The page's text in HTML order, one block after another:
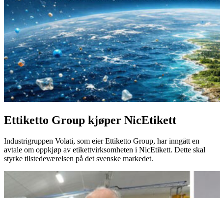
Ettiketto Group kjøper NicEtikett
Industrigruppen Volati, som eier Ettiketto Group, har inngått en
avtale om oppkjøp av etikettvirksomheten i NicEtikett. Dette skal
styrke tilstedeværelsen på det svenske markedet.